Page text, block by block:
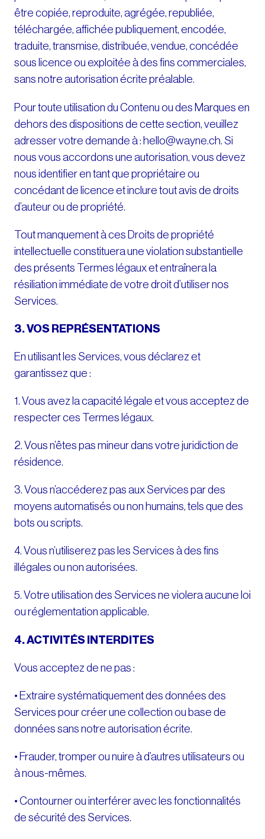
être copiée, reproduite, agrégée, republiée,
téléchargée, affichée publiquement, encodée,
traduite, transmise, distribuée, vendue, concédée
sous licence ou exploitée à des fins commerciales,
sans notre autorisation écrite préalable.
Pour toute utilisation du Contenu ou des Marques en
dehors des dispositions de cette section, veuillez
adresser votre demande à : hello@wayne.ch. Si
nous vous accordons une autorisation, vous devez
nous identifier en tant que propriétaire ou
concédant de licence et inclure tout avis de droits
d’auteur ou de propriété.
Tout manquement à ces Droits de propriété
intellectuelle constituera une violation substantielle
des présents Termes légaux et entraînera la
résiliation immédiate de votre droit d’utiliser nos
Services.
3. VOS REPRÉSENTATIONS
En utilisant les Services, vous déclarez et
garantissez que :
1. Vous avez la capacité légale et vous acceptez de
respecter ces Termes légaux.
2. Vous n’êtes pas mineur dans votre juridiction de
résidence.
3. Vous n’accéderez pas aux Services par des
moyens automatisés ou non humains, tels que des
bots ou scripts.
4. Vous n’utiliserez pas les Services à des fins
illégales ou non autorisées.
5. Votre utilisation des Services ne violera aucune loi
ou réglementation applicable.
4. ACTIVITÉS INTERDITES
Vous acceptez de ne pas :
• Extraire systématiquement des données des
Services pour créer une collection ou base de
données sans notre autorisation écrite.
• Frauder, tromper ou nuire à d’autres utilisateurs ou
à nous-mêmes.
• Contourner ou interférer avec les fonctionnalités
de sécurité des Services.